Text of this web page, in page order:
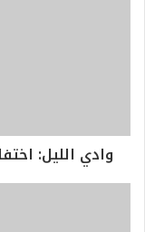
وادي الليل: